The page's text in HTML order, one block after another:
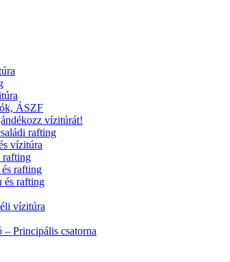
ÁSZF
vízitúrát!
rafting
vízitúra
rafting
rafting
és rafting
vízitúra
Principális csatorna